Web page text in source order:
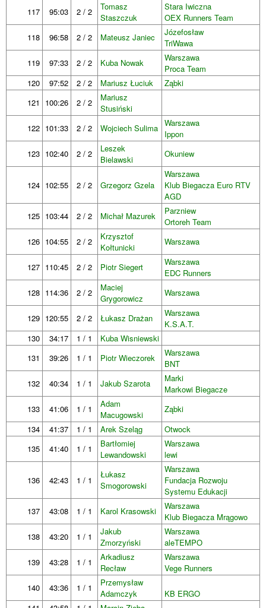
117
95:03 2 / 2
Tomasz
Staszczuk
Stara Iwiczna
OEX Runners Team
118
96:58 2 / 2 Mateusz Janiec
Józefosław
TriWawa
119
97:33 2 / 2 Kuba Nowak
Warszawa
Proca Team
120
97:52 2 / 2 Mariusz Łuciuk
Ząbki
121
100:26 2 / 2
Mariusz
Stusiński
122 101:33 2 / 2 Wojciech Sulima Warszawa
Ippon
123 102:40 2 / 2
Leszek
Bielawski
Okuniew
124 102:55 2 / 2 Grzegorz Gzela
Warszawa
Klub Biegacza Euro RTV
AGD
125 103:44 2 / 2 Michał Mazurek
Parzniew
Ortoreh Team
126 104:55 2 / 2
Krzysztof
Kołtunicki
Warszawa
127 110:45 2 / 2 Piotr Siegert
Warszawa
EDC Runners
128 114:36 2 / 2
Maciej
Grygorowicz
Warszawa
129 120:55 2 / 2 Łukasz Drażan
Warszawa
K.S.A.T.
130
34:17 1 / 1
Kuba Wisniewski
131
39:26 1 / 1 Piotr Wieczorek
Warszawa
BNT
132
40:34 1 / 1 Jakub Szarota
Marki
Markowi Biegacze
133
41:06 1 / 1
Adam
Macugowski
Ząbki
134
41:37 1 / 1 Arek Szeląg
Otwock
135
41:40 1 / 1
Bartłomiej
Lewandowski
Warszawa
lewi
136 42:43 1 / 1
Łukasz
Smogorowski
Warszawa
Fundacja Rozwoju
Systemu Edukacji
137
43:08 1 / 1 Karol Krasowski
Warszawa
Klub Biegacza Mrągowo
138
43:20 1 / 1
Jakub
Zmorzyński
Warszawa
aleTEMPO
139
43:28 1 / 1
Arkadiusz
Recław
Warszawa
Vege Runners
140
43:36 1 / 1
Przemysław
Adamczyk
KB ERGO